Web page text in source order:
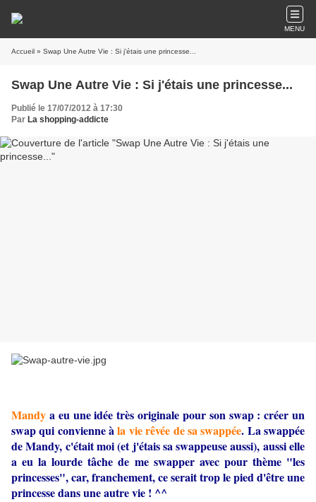
MENU
Accueil » Swap Une Autre Vie : Si j'étais une princesse...
Swap Une Autre Vie : Si j'étais une princesse...
Publié le 17/07/2012 à 17:30
Par La shopping-addicte
Mandy a eu une idée très originale pour son swap : créer un
swap qui convienne àla vie rêvée de sa swappée. La swappée
de Mandy, c'était moi (et j'étais sa swappeuse aussi), aussi elle
a eu la lourde tâche de me swapper avec pour thème "les
princesses", car, franchement, ce serait trop le pied d'être une
princesse dans une autre vie ! ^^